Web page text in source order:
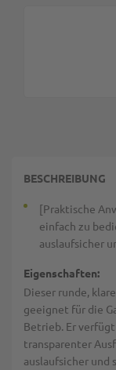
BESCHREIBUNG
[Praktische
einfach zu
auslaufsicher
Eigenschaften:
Dieser runde,
geeignet für die
Betrieb. Er
transparenter
auslaufsicher und